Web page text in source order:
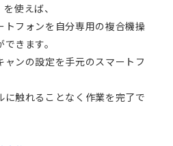
使えば、
フォンを自分専用の複合機操
きます。
ンの設定を手元のスマートフ
触れることなく作業を完了で